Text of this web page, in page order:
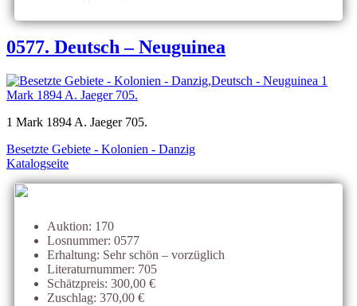
0577. Deutsch – Neuguinea
1 Mark 1894 A. Jaeger 705.
Besetzte Gebiete - Kolonien - Danzig
Katalogseite
Auktion: 170
Losnummer: 0577
Erhaltung: Sehr schön – vorzüglich
Literaturnummer: 705
Schätzpreis: 300,00 €
Zuschlag: 370,00 €